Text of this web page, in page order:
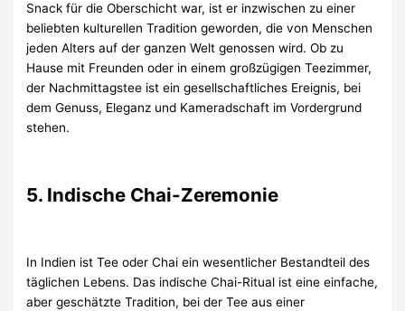
Snack für die Oberschicht war, ist er inzwischen zu einer
beliebten kulturellen Tradition geworden, die von Menschen
jeden Alters auf der ganzen Welt genossen wird. Ob zu
Hause mit Freunden oder in einem großzügigen Teezimmer,
der Nachmittagstee ist ein gesellschaftliches Ereignis, bei
dem Genuss, Eleganz und Kameradschaft im Vordergrund
stehen.
5. Indische Chai-Zeremonie
In Indien ist Tee oder Chai ein wesentlicher Bestandteil des
täglichen Lebens. Das indische Chai-Ritual ist eine einfache,
aber geschätzte Tradition, bei der Tee aus einer